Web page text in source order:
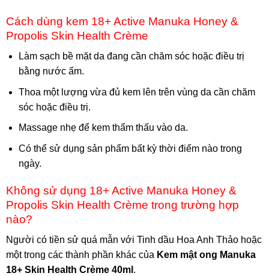
Cách dùng kem 18+ Active Manuka Honey &
Propolis Skin Health Crème
Làm sạch bề mặt da đang cần chăm sóc hoặc điều trị
bằng nước ấm.
Thoa một lượng vừa đủ kem lên trên vùng da cần chăm
sóc hoặc điều trị.
Massage nhẹ để kem thẩm thấu vào da.
Có thể sử dụng sản phẩm bất kỳ thời điểm nào trong
ngày.
Không sử dụng 18+ Active Manuka Honey &
Propolis Skin Health Crème trong trường hợp
nào?
Người có tiền sử quá mẫn với Tinh dầu Hoa Anh Thảo hoặc
một trong các thành phần khác của Kem mật ong Manuka
18+ Skin Health Crème 40ml .